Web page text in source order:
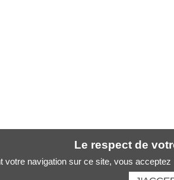
Le respect de
votre navigation sur ce site, vous